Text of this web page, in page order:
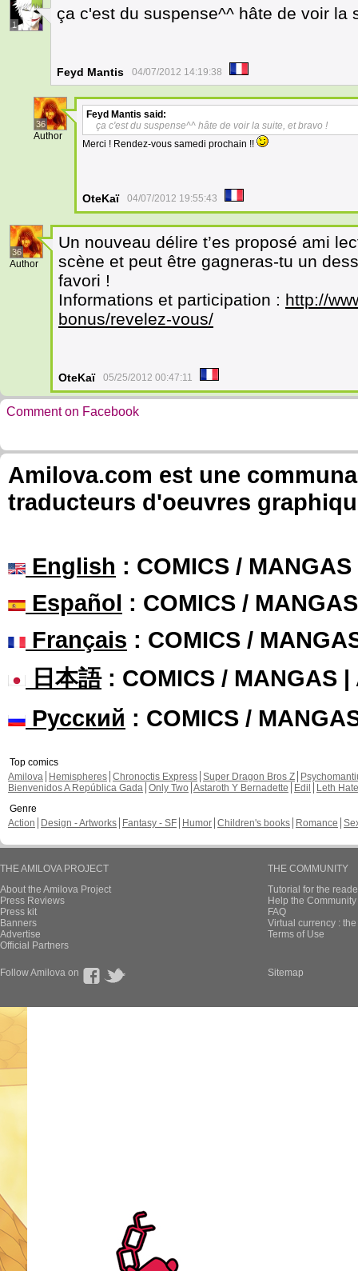
1
ça c'est du suspense^^ hâte de voir la
Feyd Mantis 04/07/2012 14:19:38
36
Author
Feyd Mantis said:
ça c'est du suspense^^ hâte de voir la suite, et bravo !
Merci ! Rendez-vous samedi prochain !!
OteKaï 04/07/2012 19:55:43
36
Author
Un nouveau délire t’es proposé ami
scène et peut être gagneras-tu un
favori !
Informations et participation : http://
bonus/revelez-vous/
OteKaï 05/25/2012 00:47:11
Comment on Facebook
Amilova.com est une
traducteurs d'oeuvres
English : COMICS /
Español : COMICS /
Français : COMICS /
日本語: COMICS / MANGAS |
Русский : COMICS /
Top comics
Amilova
Hemispheres Chronoctis Express Super Dragon Bros Z
Bienvenidos A República Gada Only Two Astaroth Y Bernadette Edil
Leth Hate
Genre
Action
Design - Artworks Fantasy - SF Humor Children's books Romance
THE AMILOVA PROJECT
About the Amilova Project
Press Reviews
Press kit
Banners
Advertise
Official Partners
THE COMMUNITY
Tutorial for the
Help the
FAQ
Virtual currency :
Terms of Use
Follow Amilova on Sitemap